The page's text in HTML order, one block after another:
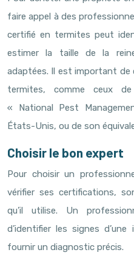
faire appel à des
certifié en termites peut
estimer la taille de la
adaptées. Il est important de
termites, comme ceux de
« National Pest
États-Unis, ou de son
Choisir le bon expert
Pour choisir un
vérifier ses certifications,
qu’il utilise. Un
d’identifier les signes
fournir un diagnostic précis.